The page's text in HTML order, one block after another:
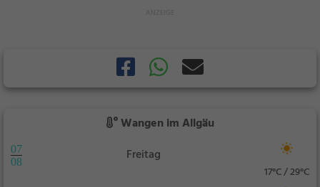
Wangen im Allgäu
07
08
Freitag
17°C / 29°C